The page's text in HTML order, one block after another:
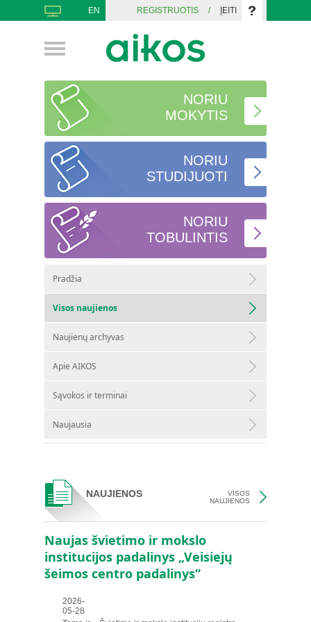
EN REGISTRUOTIS / ĮEITI
NORIU
MOKYTIS
NORIU
STUDIJUOTI
NORIU
TOBULINTIS
Pradžia
Visos naujienos
Naujienų archyvas
Apie AIKOS
Sąvokos ir terminai
Naujausia
NAUJIENOS
VISOS
NAUJIENOS
Naujas švietimo ir mokslo
institucijos padalinys „Veisiejų
šeimos centro padalinys“
2026-
05-28